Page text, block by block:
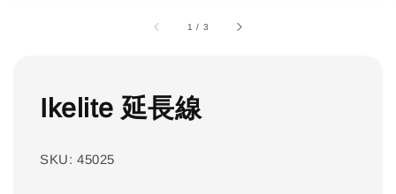
1 / 3
Ikelite 延長線
SKU: 45025